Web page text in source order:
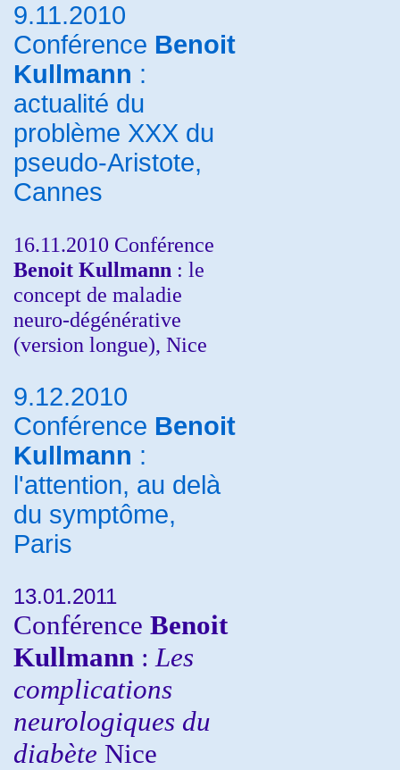
9.11.2010
Conférence Benoit
Kullmann :
actualité du
problème XXX du
pseudo-Aristote,
Cannes
16.11.2010 Conférence
Benoit Kullmann : le
concept de maladie
neuro-dégénérative
(version longue), Nice
9.12.2010
Conférence Benoit
Kullmann :
l'attention, au delà
du symptôme,
Paris
13.01.2011
Conférence Benoit
Kullmann : Les
complications
neurologiques du
diabète Nice